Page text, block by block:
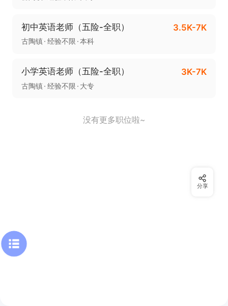
初中英语老师（五险-全职） 3.5K-7K
古陶镇 经验不限 本科
小学英语老师（五险-全职） 3K-7K
古陶镇 经验不限 大专
没有更多职位啦~
分享